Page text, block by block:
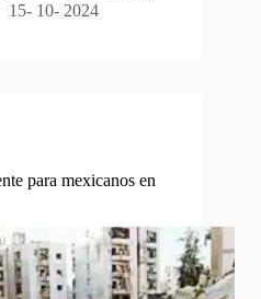
15- 10- 2024
para mexicanos en